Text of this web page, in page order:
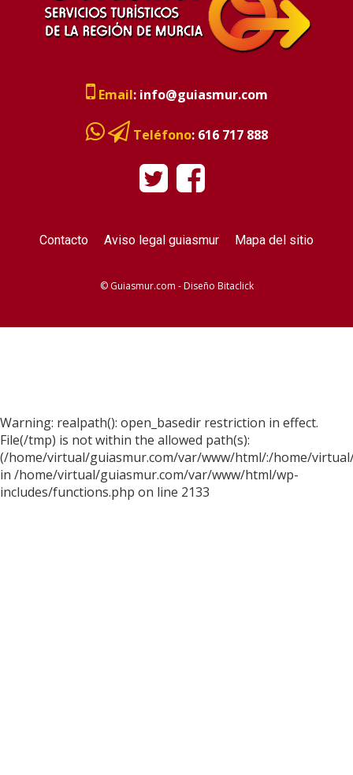
Email: info@guiasmur.com
Teléfono: 616 717 888
Contacto Aviso legal guiasmur Mapa del sitio
© Guiasmur.com - Diseño Bitaclick
Warning: realpath(): open_basedir restriction in effect.
File(/tmp) is not within the allowed path(s):
(/home/virtual/guiasmur.com/var/www/html/:/home/
in /home/virtual/guiasmur.com/var/www/html/wp-
includes/functions.php on line 2133